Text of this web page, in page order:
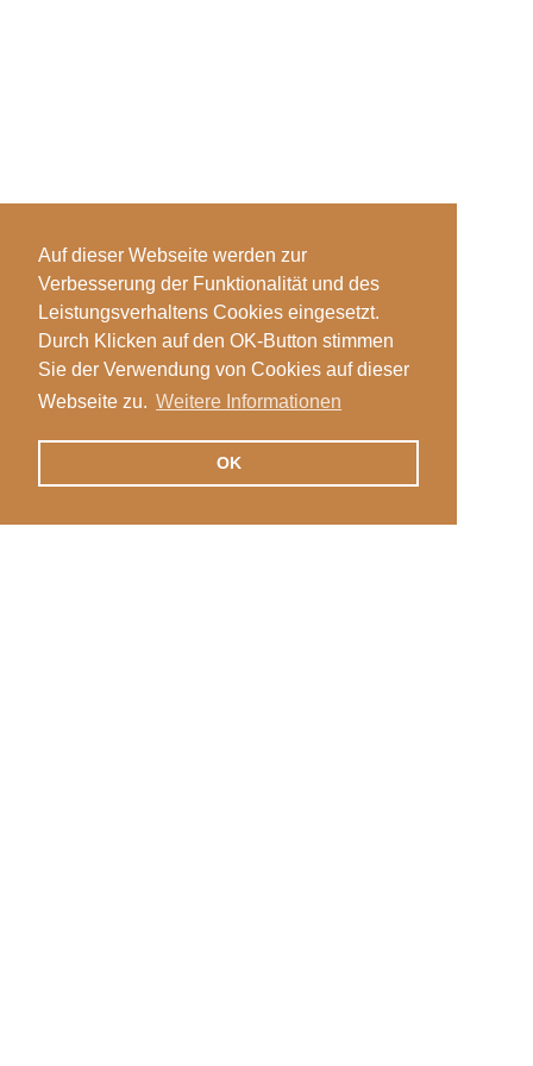
Auf dieser Webseite werden zur
Verbesserung der Funktionalität und des
Leistungsverhaltens Cookies eingesetzt.
Durch Klicken auf den OK-Button stimmen
Sie der Verwendung von Cookies auf dieser
Webseite zu. Weitere Informationen
OK